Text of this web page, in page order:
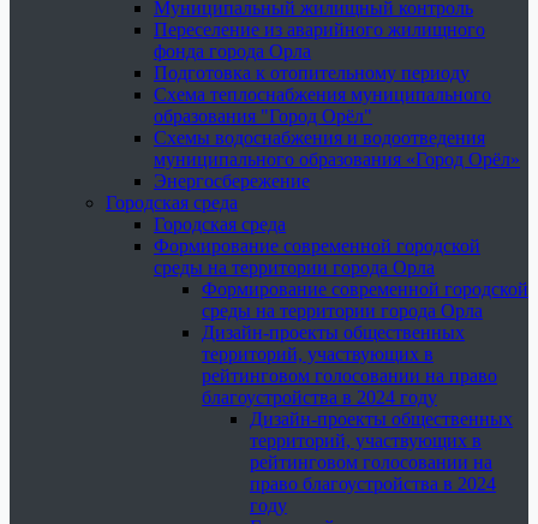
Муниципальный жилищный контроль
Переселение из аварийного жилищного
фонда города Орла
Подготовка к отопительному периоду
Схема теплоснабжения муниципального
образования "Город Орёл"
Схемы водоснабжения и водоотведения
муниципального образования «Город Орёл»
Энергосбережение
Городская среда
Городская среда
Формирование современной городской
среды на территории города Орла
Формирование современной городской
среды на территории города Орла
Дизайн-проекты общественных
территорий, участвующих в
рейтинговом голосовании на право
благоустройства в 2024 году
Дизайн-проекты общественных
территорий, участвующих в
рейтинговом голосовании на
право благоустройства в 2024
году